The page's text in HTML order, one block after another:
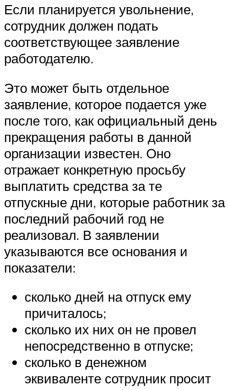
Если планируется увольнение,
сотрудник должен подать
соответствующее заявление
работодателю.
Это может быть отдельное
заявление, которое подается уже
после того, как официальный день
прекращения работы в данной
организации известен. Оно
отражает конкретную просьбу
выплатить средства за те
отпускные дни, которые работник за
последний рабочий год не
реализовал. В заявлении
указываются все основания и
показатели:
сколько дней на отпуск ему
причиталось;
сколько их них он не провел
непосредственно в отпуске;
сколько в денежном
эквиваленте сотрудник просит